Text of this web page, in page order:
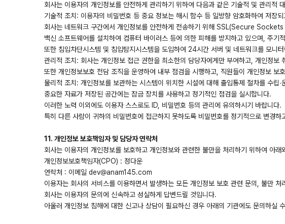
회사는 이용자의 개인정보를 안전하게 관리하기 위하여 다음과 같은 기술적 및 관리적
기술적 조치: 이용자의 비밀번호 등 중요 정보는 해시 함수 등 일방향 암호화하여 저장
회사는 네트워크 구간에서 개인정보를 안전하게 전송하기 위해 SSL(Secure
백신 소프트웨어를 설치하여 컴퓨터 바이러스 등에 의한 피해를 방지하고 있으며, 주
또한 침입차단시스템 및 침입탐지시스템을 도입하여 24시간 서버 및 네트워크를 모니
관리적 조치: 회사는 개인정보 접근 권한을 최소한의 담당자에게만 부여하고, 개인정
또한 개인정보보호 전담 조직을 운영하여 내부 점검을 시행하고, 직원들이 개인정보
물리적 조치: 개인정보를 보관하는 시스템이 위치한 시설에 대해 출입통제 절차를 수
중요한 자료가 저장된 공간에는 잠금 장치를 사용하고 정기적인 점검을 실시합니다.
이러한 노력 이외에도 이용자 스스로도 ID, 비밀번호 등의 관리에 유의하시기 바랍니다.
특히 다른 사람이 귀하의 비밀번호에 접근하지 못하도록 비밀번호를 정기적으로 변경
11. 개인정보 보호책임자 및 담당자 연락처
회사는 이용자의 개인정보를 보호하고 개인정보와 관련한 불만을 처리하기 위하여 아
개인정보보호책임자(CPO) : 정다운
연락처 : 이메일 dev@anam145.com
이용자는 회사의 서비스를 이용하면서 발생하는 모든 개인정보 보호 관련 문의, 불만
회사는 이용자의 문의에 신속하고 성실하게 답변드릴 것입니다.
아울러 개인정보 침해에 대한 신고나 상담이 필요하신 경우 아래의 기관에도 문의하실